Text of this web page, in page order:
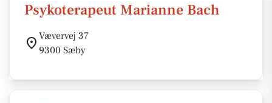
Psykoterapeut Marianne Bach
Vævervej 37
9300 Sæby